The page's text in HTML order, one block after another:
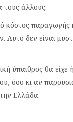
τους άλλους.
κόστος παραγωγής
Αυτό δεν είναι
ύπαιθρος θα είχε
όσο κι αν
Ελλάδα.